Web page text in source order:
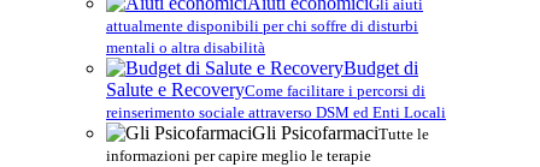
Gli aiuti
attualmente disponibili per chi soffre di disturbi
mentali o altra disabilità
Budget di
Salute e RecoveryCome facilitare i percorsi di
reinserimento sociale attraverso DSM ed Enti Locali
Gli PsicofarmaciTutte le
informazioni per capire meglio le terapie